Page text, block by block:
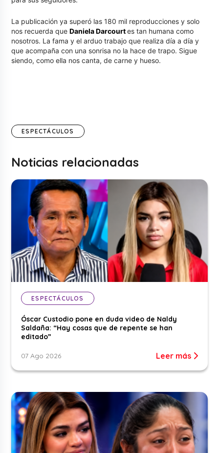
La publicación ya superó las 180 mil reproducciones y solo
nos recuerda queDaniela Darcourtes tan humana como
nosotros. La fama y el arduo trabajo que realiza día a día y
que acompaña con una sonrisa no la hace de trapo. Sigue
siendo, como ella nos canta, de carne y hueso.
ESPECTÁCULOS
Noticias relacionadas
ESPECTÁCULOS
Óscar Custodio pone en duda video de Naldy
Saldaña: “Hay cosas que de repente se han
editado”
07 Ago 2026 Leer más